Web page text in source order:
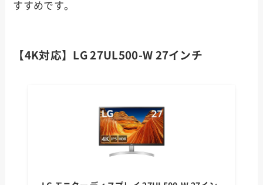
すすめです。
【4K対応】LG 27UL500-W 27インチ